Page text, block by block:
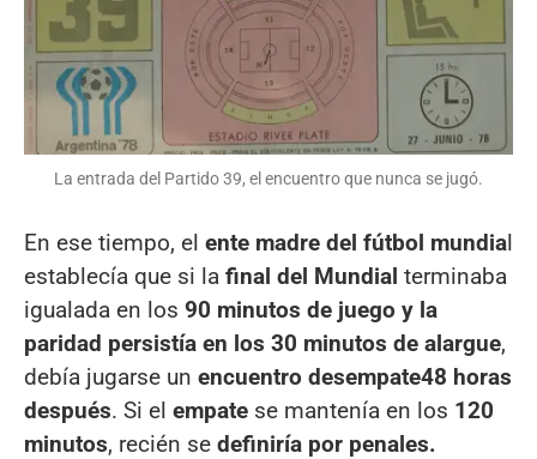
La entrada del Partido 39, el encuentro que nunca se jugó.
En ese tiempo, el ente madre del fútbol mundial
establecía que si la final del Mundial terminaba
igualada en los 90 minutos de juego y la
paridad persistía en los 30 minutos de alargue,
debía jugarse un encuentro desempate48 horas
después. Si el empate se mantenía en los 120
minutos, recién se definiría por penales.